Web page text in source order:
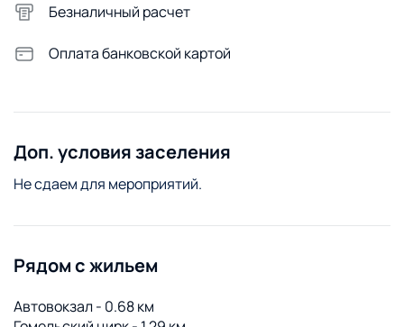
Открытая парковка
Безналичный расчет
Оплата банковской картой
Доп. условия заселения
Не сдаем для мероприятий.
Рядом с жильем
Автовокзал - 0.68 км